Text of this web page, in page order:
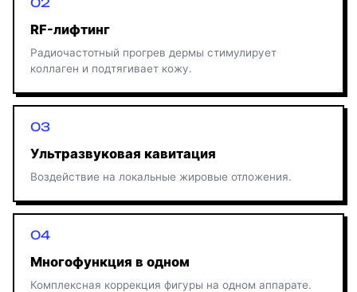
RF-лифтинг
Радиочастотный прогрев дермы стимулирует
коллаген и подтягивает кожу.
Ультразвуковая кавитация
Воздействие на локальные жировые отложения.
Многофункция в одном
Комплексная коррекция фигуры на одном аппарате.